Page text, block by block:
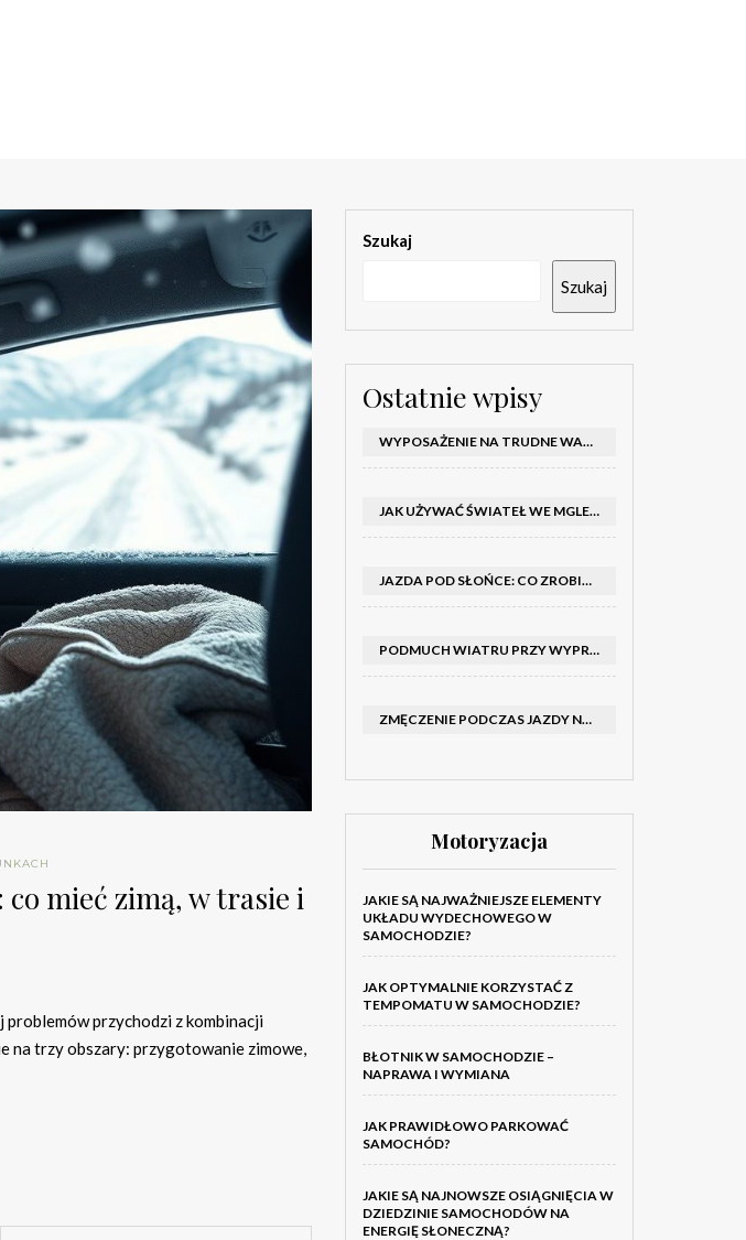
mieć zimą, w trasie i
problemów przychodzi z kombinacji
na trzy obszary: przygotowanie zimowe,
Szukaj
Szukaj
Ostatnie wpisy
WYPOSAŻENIE NA TRUDNE WARUNKI W SAMOCHODZIE: CO MIEĆ ZIMĄ, W TRASIE I NA WYPADEK AWARII
JAK UŻYWAĆ ŚWIATEŁ WE MGLE – KIEDY WŁĄCZYĆ MIJANIA I PRZECIWMGIELNE ORAZ CZEGO NIE ROBIĆ
JAZDA POD SŁOŃCE: CO ZROBIĆ, BY OGRANICZYĆ OLŚNIENIE I POPRAWIĆ WIDOCZNOŚĆ
PODMUCH WIATRU PRZY WYPRZEDZANIU CIĘŻARÓWKI: JAK UTRZYMAĆ TOR JAZDY I OPANOWAĆ AUTO
ZMĘCZENIE PODCZAS JAZDY NOCĄ – PO JAKICH SYGNAŁACH ROZPOZNAĆ SENNOŚĆ ZA KIEROWNICĄ I KIEDY ZROBIĆ PRZERWĘ
Motoryzacja
JAKIE SĄ NAJWAŻNIEJSZE ELEMENTY
UKŁADU WYDECHOWEGO W
SAMOCHODZIE?
JAK OPTYMALNIE KORZYSTAĆ Z
TEMPOMATU W SAMOCHODZIE?
BŁOTNIK W SAMOCHODZIE –
NAPRAWA I WYMIANA
JAK PRAWIDŁOWO PARKOWAĆ
SAMOCHÓD?
JAKIE SĄ NAJNOWSZE OSIĄGNIĘCIA W
DZIEDZINIE SAMOCHODÓW NA
ENERGIĘ SŁONECZNĄ?